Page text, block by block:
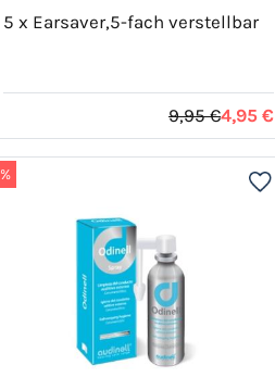
5 x Earsaver,5-fach verstellbar
9,95 €4,95 €
%